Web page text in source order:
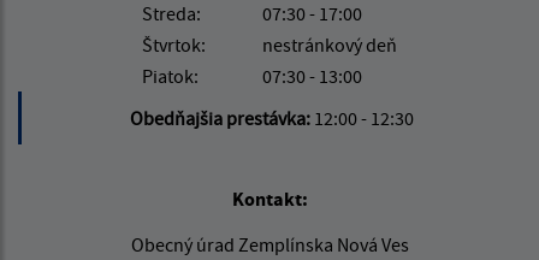
Streda:
07:30 - 17:00
Štvrtok:
nestránkový deň
Piatok:
07:30 - 13:00
Obedňajšia prestávka: 12:00 - 12:30
Kontakt:
Obecný úrad Zemplínska Nová Ves